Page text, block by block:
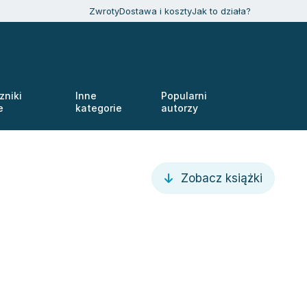
ZwrotyDostawa i kosztyJak to działa?
Inne
kategorie
Popularni
autorzy
Zobacz książki